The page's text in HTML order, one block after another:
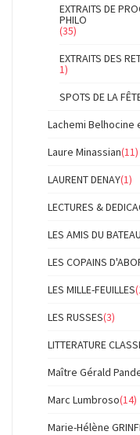
EXTRAITS DE
PHILO
(35)
EXTRAITS DES
1)
SPOTS DE LA
Lachemi Belhocine
Laure Minassian(11)
LAURENT DENAY(1)
LECTURES &
LES AMIS DU
LES COPAINS
LES MILLE-FEUILLES
LES RUSSES(3)
LITTERATURE
Maître Gérald
Marc Lumbroso(14)
Marie-Hélène